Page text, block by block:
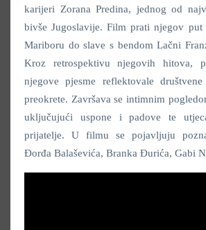
karijeri Zorana Predina, jednog od
bivše Jugoslavije. Film prati njegov
Mariboru do slave s bendom Lačni
Kroz retrospektivu njegovih hitova,
njegove pjesme reflektovale
preokrete. Završava se intimnim
uključujući uspone i padove te
prijatelje. U filmu se pojavljuju
Đorđa Balaševića, Branka Đurića, Gabi